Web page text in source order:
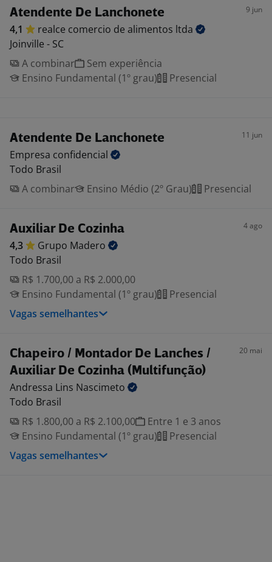
Atendente De Lanchonete 9 jun
4,1 realce comercio de alimentos ltda
Joinville - SC
A combinar
Sem experiência
Ensino Fundamental (1º grau)
Presencial
Atendente De Lanchonete 11 jun
Empresa confidencial
Todo Brasil
A combinar
Ensino Médio (2º Grau) Presencial
Auxiliar De Cozinha 4 ago
4,3 Grupo Madero
Todo Brasil
R$ 1.700,00 a R$ 2.000,00
Ensino Fundamental (1º grau)
Presencial
Vagas semelhantes
Chapeiro / Montador De Lanches /
Auxiliar De Cozinha (Multifunção)
20 mai
Andressa Lins Nascimeto
Todo Brasil
R$ 1.800,00 a R$ 2.100,00
Entre 1 e 3 anos
Ensino Fundamental (1º grau)
Presencial
Vagas semelhantes